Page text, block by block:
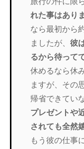
れた事はあり
なら最初から
ましたが、彼
るから待って
休めるなら休
ますが、その
帰省できてい
プレゼントや
されても全然
もう彼の仕事